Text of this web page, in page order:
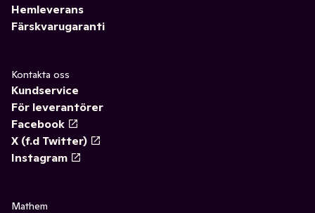
Hemleverans
Färskvarugaranti
Kontakta oss
Kundservice
För leverantörer
Facebook
X (f.d Twitter)
Instagram
Mathem